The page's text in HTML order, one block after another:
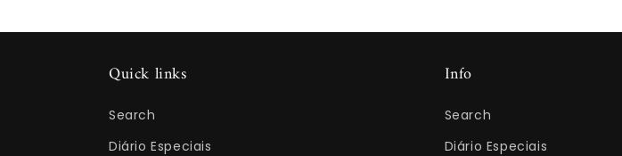
Quick links
Search
Diário Especiais
Info
Search
Diário Especiais